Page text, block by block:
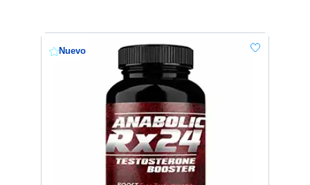
Nuevo